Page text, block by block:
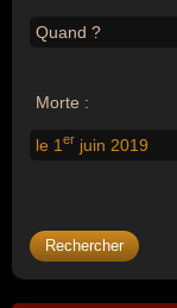
Quand ?
Morte :
le 1 er juin 2019